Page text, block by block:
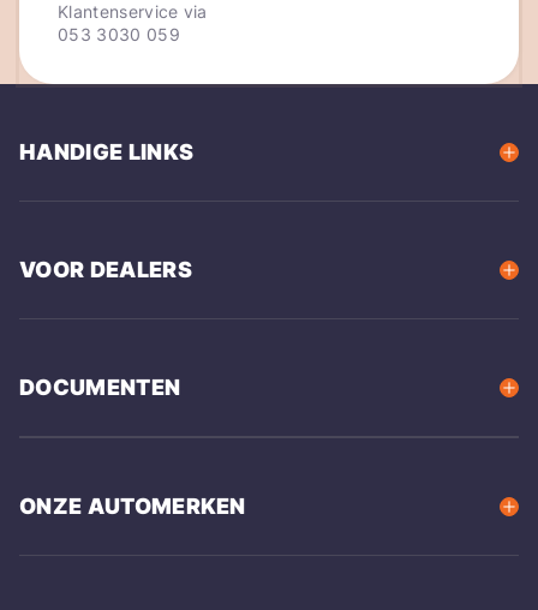
Klantenservice via
053 3030 059
HANDIGE LINKS
VOOR DEALERS
DOCUMENTEN
ONZE AUTOMERKEN